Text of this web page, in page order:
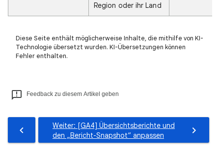
Region oder ihr Land
Diese Seite enthält möglicherweise Inhalte, die mithilfe von KI-
Technologie übersetzt wurden. KI-Übersetzungen können
Fehler enthalten.
Feedback zu diesem Artikel geben
Weiter: [GA4] Übersichtsberichte und
den „Bericht-Snapshot“ anpassen